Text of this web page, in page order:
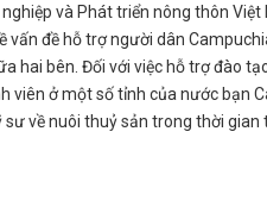
và Phát triển nông thôn
đề hỗ trợ người dân
hai bên. Đối với việc hỗ trợ đào
viên ở một số tỉnh của nước bạn
sư về nuôi thuỷ sản trong thời gian